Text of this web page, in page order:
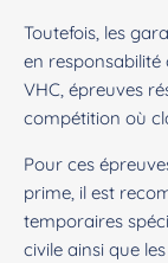
Toutefois, les
en responsabilité
VHC, épreuves
compétition où
Pour ces
prime, il est
temporaires
civile ainsi que